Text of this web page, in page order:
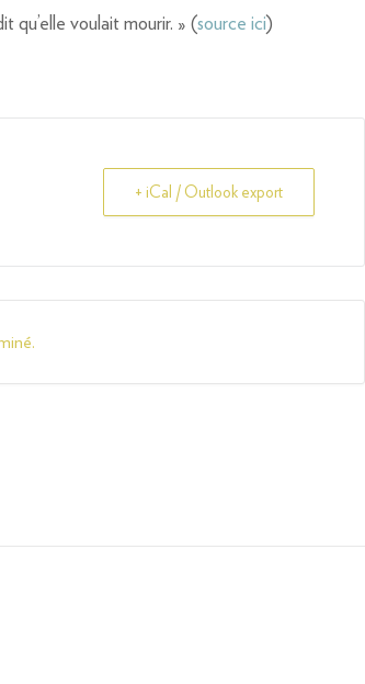
qu’elle voulait mourir. » (source ici)
+ iCal / Outlook export